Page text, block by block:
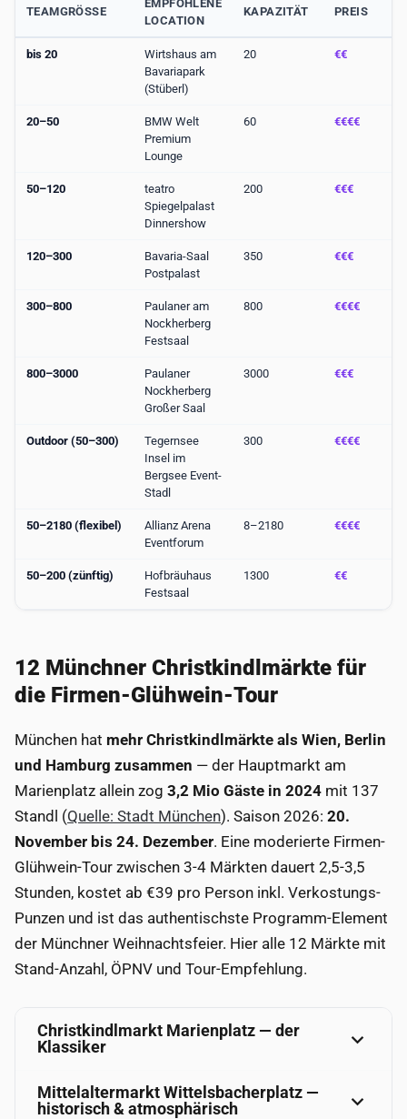
TEAMGRÖSSE
EMPFOHLENE
LOCATION
KAPAZITÄT PREIS
bis 20
Wirtshaus am
Bavariapark
(Stüberl)
20 €€
20–50
BMW Welt
Premium
Lounge
60 €€€€
50–120
teatro
Spiegelpalast
Dinnershow
200 €€€
120–300
Bavaria-Saal
Postpalast
350 €€€
300–800
Paulaner am
Nockherberg
Festsaal
800 €€€€
800–3000
Paulaner
Nockherberg
Großer Saal
3000 €€€
Outdoor (50–300)
Tegernsee
Insel im
Bergsee Event-
Stadl
300 €€€€
50–2180 (flexibel)
Allianz Arena
Eventforum
8–2180 €€€€
50–200 (zünftig)
Hofbräuhaus
Festsaal
1300 €€
12 Münchner Christkindlmärkte für
die Firmen-Glühwein-Tour
München hat mehr Christkindlmärkte als Wien, Berlin
und Hamburg zusammen — der Hauptmarkt am
Marienplatz allein zog 3,2 Mio Gäste in 2024 mit 137
Standl (Quelle: Stadt München). Saison 2026: 20.
November bis 24. Dezember. Eine moderierte Firmen-
Glühwein-Tour zwischen 3-4 Märkten dauert 2,5-3,5
Stunden, kostet ab €39 pro Person inkl. Verkostungs-
Punzen und ist das authentischste Programm-Element
der Münchner Weihnachtsfeier. Hier alle 12 Märkte mit
Stand-Anzahl, ÖPNV und Tour-Empfehlung.
Christkindlmarkt Marienplatz — der
Klassiker
Mittelaltermarkt Wittelsbacherplatz —
historisch & atmosphärisch